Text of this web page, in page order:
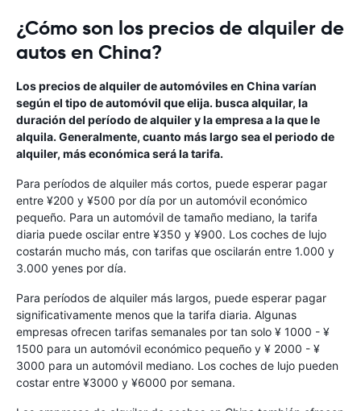
¿Cómo son los precios de alquiler de
autos en China?
Los precios de alquiler de automóviles en China varían
según el tipo de automóvil que elija. busca alquilar, la
duración del período de alquiler y la empresa a la que le
alquila. Generalmente, cuanto más largo sea el periodo de
alquiler, más económica será la tarifa.
Para períodos de alquiler más cortos, puede esperar pagar
entre ¥200 y ¥500 por día por un automóvil económico
pequeño. Para un automóvil de tamaño mediano, la tarifa
diaria puede oscilar entre ¥350 y ¥900. Los coches de lujo
costarán mucho más, con tarifas que oscilarán entre 1.000 y
3.000 yenes por día.
Para períodos de alquiler más largos, puede esperar pagar
significativamente menos que la tarifa diaria. Algunas
empresas ofrecen tarifas semanales por tan solo ¥ 1000 - ¥
1500 para un automóvil económico pequeño y ¥ 2000 - ¥
3000 para un automóvil mediano. Los coches de lujo pueden
costar entre ¥3000 y ¥6000 por semana.